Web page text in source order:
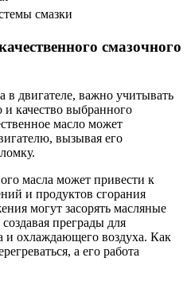
смазки
смазочного
в двигателе, важно учитывать
и качество выбранного
масло может
вызывая его
масла может привести к
и продуктов сгорания
могут засорять масляные
преграды для
и охлаждающего воздуха. Как
а его работа